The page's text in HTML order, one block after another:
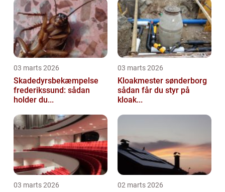
03 marts 2026
Skadedyrsbekæmpelse
frederikssund: sådan
holder du...
03 marts 2026
Kloakmester sønderborg
sådan får du styr på
kloak...
03 marts 2026 02 marts 2026